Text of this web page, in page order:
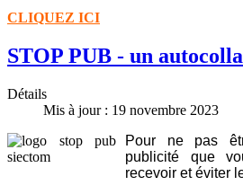
CLIQUEZ ICI
STOP PUB - un
Détails
Mis à jour : 19 novembre 2023
Pour ne pas
publicité que
recevoir et éviter